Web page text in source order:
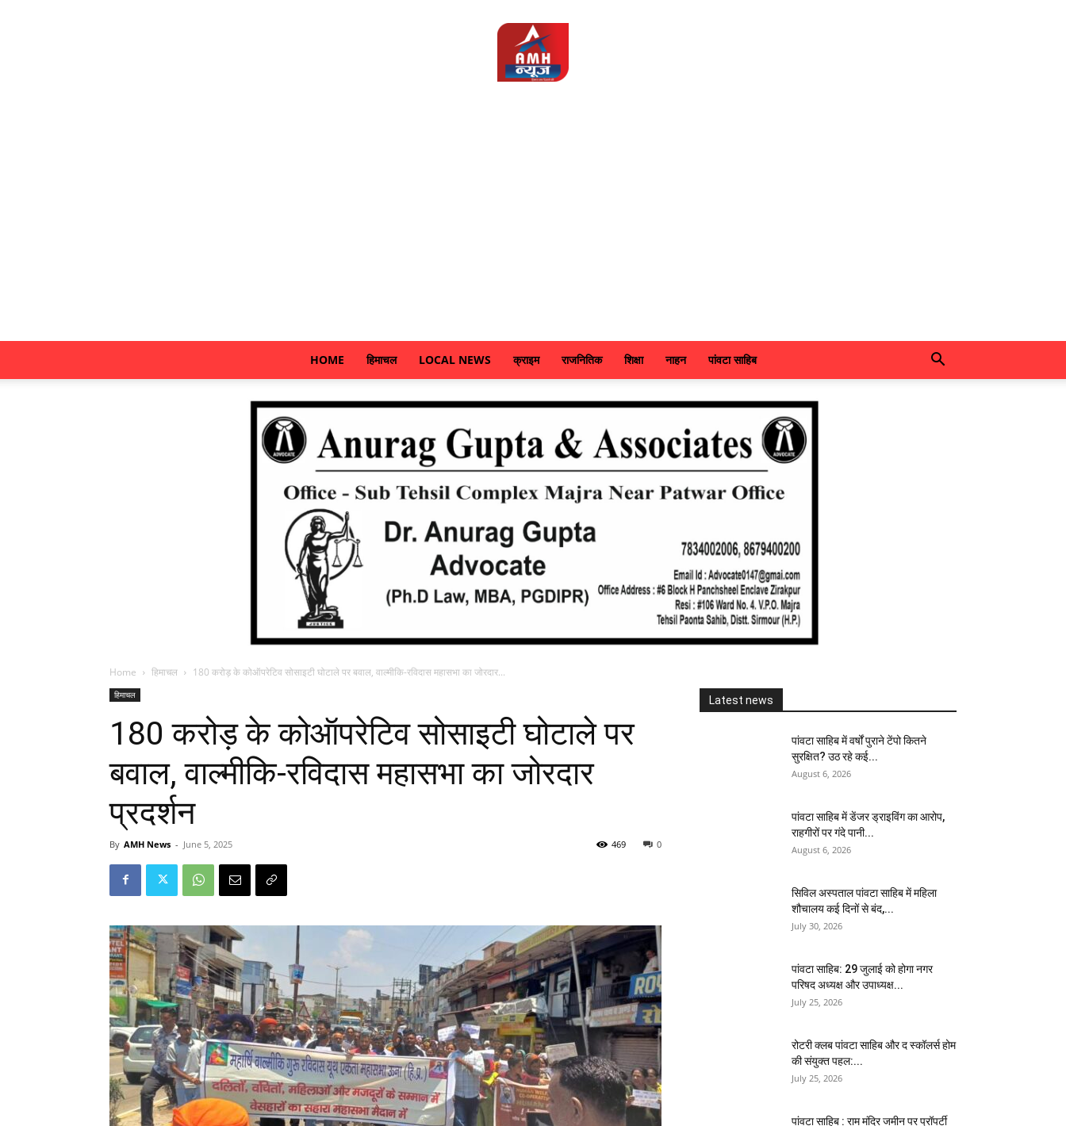
HOME हिमाचल LOCAL NEWS क्राइम राजनितिक शिक्षा नाहन पांवटा साहिब
Home हिमाचल 180 करोड़ के कोऑपरेटिव सोसाइटी घोटाले पर बवाल, वाल्मीकि-रविदास महासभा का जोरदार...
हिमाचल
180 करोड़ के कोऑपरेटिव सोसाइटी घोटाले पर
बवाल, वाल्मीकि-रविदास महासभा का जोरदार
प्रदर्शन
By AMH News - June 5, 2025 0
469
Latest news
पांवटा साहिब में वर्षों पुराने टेंपो कितने
सुरक्षित? उठ रहे कई...
August 6, 2026
पांवटा साहिब में डेंजर ड्राइविंग का आरोप,
राहगीरों पर गंदे पानी...
August 6, 2026
सिविल अस्पताल पांवटा साहिब में महिला
शौचालय कई दिनों से बंद,...
July 30, 2026
पांवटा साहिब: 29 जुलाई को होगा नगर
परिषद अध्यक्ष और उपाध्यक्ष...
July 25, 2026
​रोटरी क्लब पांवटा साहिब और द स्कॉलर्स होम
की संयुक्त पहल:...
July 25, 2026
पांवटा साहिब : राम मंदिर जमीन पर प्रॉपर्टी